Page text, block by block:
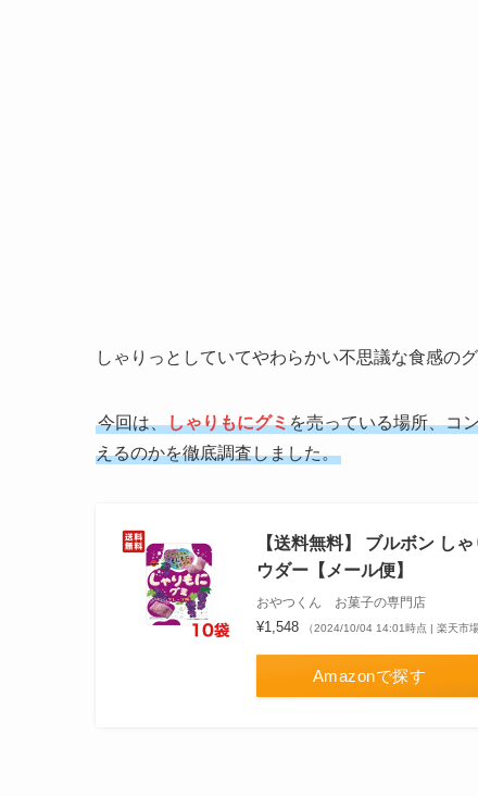
しゃりっとしていてやわらかい不思議な食感のグ
今回は、しゃりもにグミを売っている場所、コ
えるのかを徹底調査しました。
【送料無料】 ブルボン し
ウダー【メール便】
おやつくん お菓子の専門店
¥1,548 （2024/10/04 14:01時点 | 楽天市場
Amazonで探す